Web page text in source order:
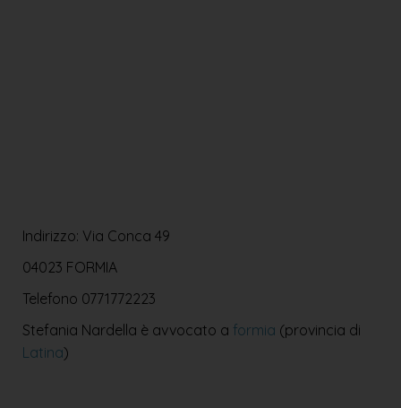
Indirizzo: Via Conca 49
04023 FORMIA
Telefono 0771772223
Stefania Nardella è avvocato a formia (provincia di
Latina)